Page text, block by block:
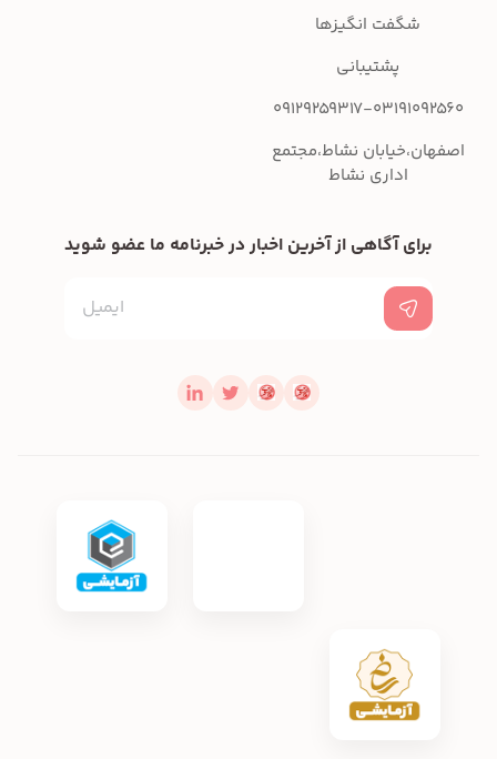
شگفت انگیزها
پشتیبانی
09129259317-03191092560
اصفهان،خیابان نشاط،مجتمع
اداری نشاط
برای آگاهی از آخرین اخبار در خبرنامه ما عضو شوید